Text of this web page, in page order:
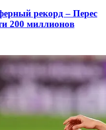
рекорд – Перес
200 миллионов